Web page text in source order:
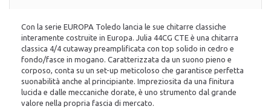
Con la serie EUROPA Toledo lancia le sue chitarre classiche
interamente costruite in Europa. Julia 44CG CTE è una chitarra
classica 4/4 cutaway preamplificata con top solido in cedro e
fondo/fasce in mogano. Caratterizzata da un suono pieno e
corposo, conta su un set-up meticoloso che garantisce perfetta
suonabilità anche al principiante. Impreziosita da una finitura
lucida e dalle meccaniche dorate, è uno strumento dal grande
valore nella propria fascia di mercato.